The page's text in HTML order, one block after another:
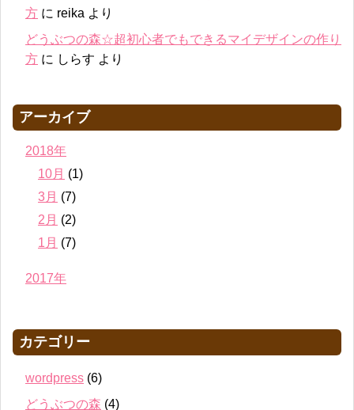
方 に reika より
どうぶつの森☆超初心者でもできるマイデザインの作り
方 に しらす より
アーカイブ
2018年
10月 (1)
3月 (7)
2月 (2)
1月 (7)
2017年
カテゴリー
wordpress (6)
どうぶつの森 (4)